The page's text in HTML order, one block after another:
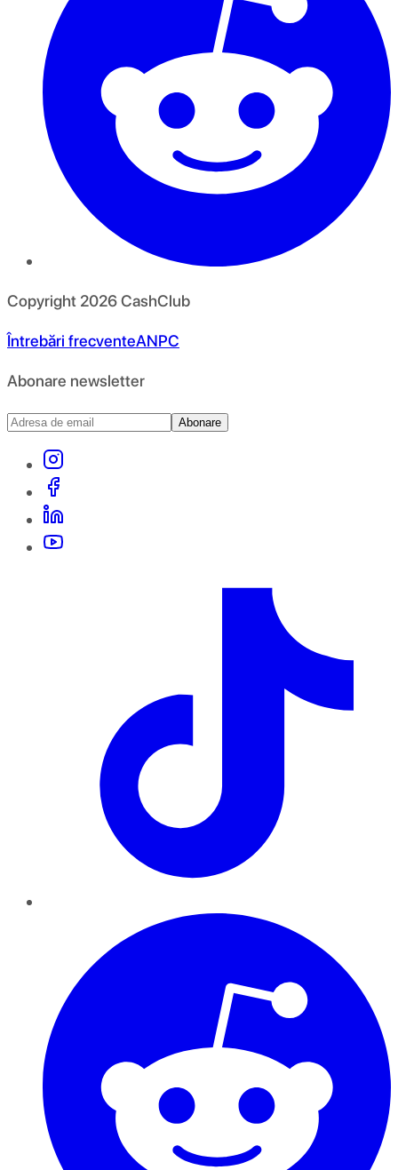
Copyright 2026CashClub
Întrebări frecventeANPC
Abonare newsletter
Abonare